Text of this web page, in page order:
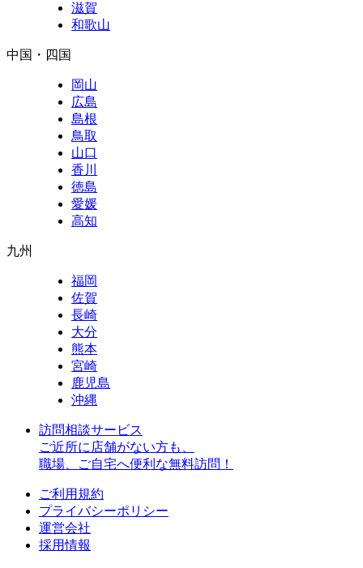
滋賀
和歌山
中国・四国
岡山
広島
島根
鳥取
山口
香川
徳島
愛媛
高知
九州
福岡
佐賀
長崎
大分
熊本
宮崎
鹿児島
沖縄
訪問相談サービス
ご近所に店舗がない方も、
職場、ご自宅へ便利な無料訪問！
ご利用規約
プライバシーポリシー
運営会社
採用情報